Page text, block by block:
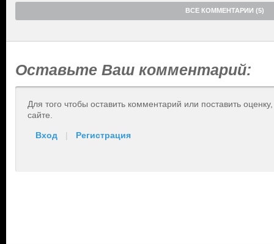
ВСЕ КОММЕНТАРИИ (5)
Оставьте Ваш комментарий:
Для того чтобы оставить комментарий или поставить
сайте.
Вход | Регистрация